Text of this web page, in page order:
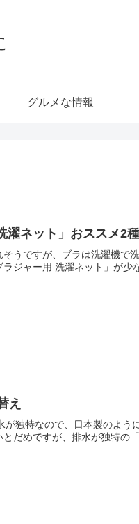
グルメな情報
濯ネット」おススメ2
うですが、ブラは洗濯機で
ジャー用 洗濯ネット」が少
え
独特なので、日本製のよう
だめですが、排水が独特の